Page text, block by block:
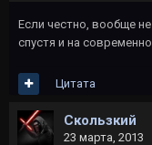
Если честно, вообще
спустя и на
Цитата
Скользкий
23 марта, 2013